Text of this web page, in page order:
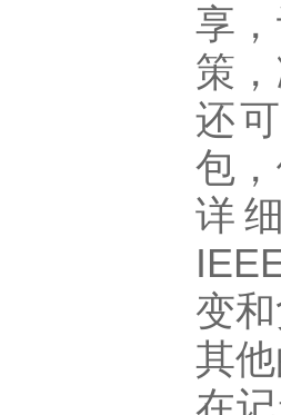
享
策
还
包
详
变
其